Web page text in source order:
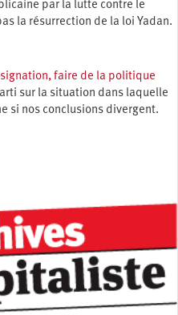
par la lutte contre le
la résurrection de la loi Yadan.
faire de la politique
sur la situation dans laquelle
si nos conclusions divergent.